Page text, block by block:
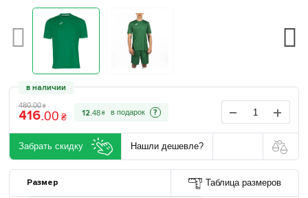
в наличии
480.00 ₴
416.00 ₴ 12 .48 ₴ ?
Забрать скидку Нашли дешевле?
Размер Таблица размеров